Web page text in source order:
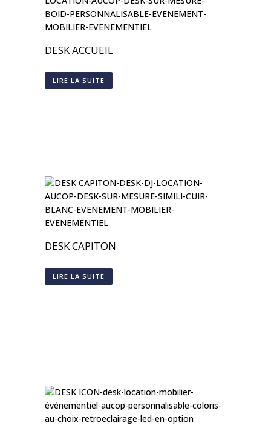
DESK ACCUEIL
LIRE LA SUITE
DESK CAPITON
LIRE LA SUITE